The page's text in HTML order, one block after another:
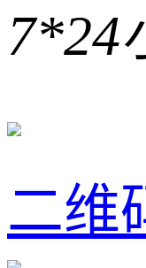
7*24
二维